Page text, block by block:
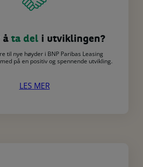
åta deli utviklingen?
til nye høyder i BNP Paribas Leasing
på en positiv og spennende utvikling.
LES MER